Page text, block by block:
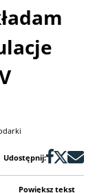
Udostępnij:
Powiększ tekst